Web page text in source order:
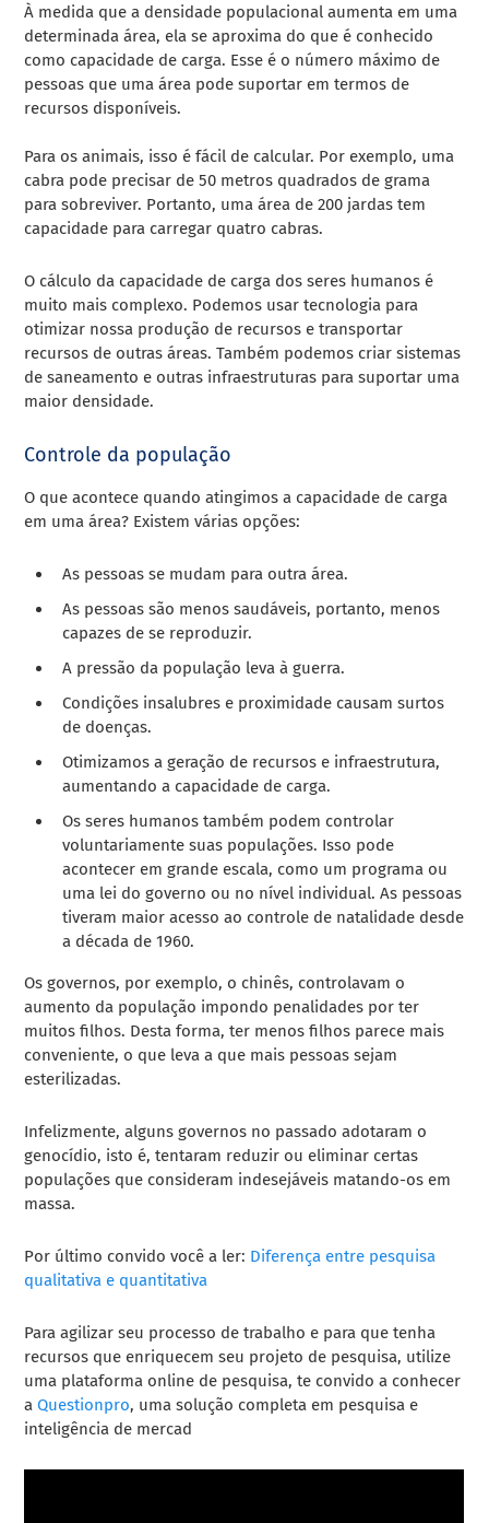
À medida que a densidade populacional aumenta em uma
determinada área, ela se aproxima do que é conhecido
como capacidade de carga. Esse é o número máximo de
pessoas que uma área pode suportar em termos de
recursos disponíveis.
Para os animais, isso é fácil de calcular. Por exemplo, uma
cabra pode precisar de 50 metros quadrados de grama
para sobreviver. Portanto, uma área de 200 jardas tem
capacidade para carregar quatro cabras.
O cálculo da capacidade de carga dos seres humanos é
muito mais complexo. Podemos usar tecnologia para
otimizar nossa produção de recursos e transportar
recursos de outras áreas. Também podemos criar sistemas
de saneamento e outras infraestruturas para suportar uma
maior densidade.
Controle da população
O que acontece quando atingimos a capacidade de carga
em uma área? Existem várias opções:
As pessoas se mudam para outra área.
As pessoas são menos saudáveis, portanto, menos
capazes de se reproduzir.
A pressão da população leva à guerra.
Condições insalubres e proximidade causam surtos
de doenças.
Otimizamos a geração de recursos e infraestrutura,
aumentando a capacidade de carga.
Os seres humanos também podem controlar
voluntariamente suas populações. Isso pode
acontecer em grande escala, como um programa ou
uma lei do governo ou no nível individual. As pessoas
tiveram maior acesso ao controle de natalidade desde
a década de 1960.
Os governos, por exemplo, o chinês, controlavam o
aumento da população impondo penalidades por ter
muitos filhos. Desta forma, ter menos filhos parece mais
conveniente, o que leva a que mais pessoas sejam
esterilizadas.
Infelizmente, alguns governos no passado adotaram o
genocídio, isto é, tentaram reduzir ou eliminar certas
populações que consideram indesejáveis ​​matando-os em
massa.
Por último convido você a ler: Diferença entre pesquisa
qualitativa e quantitativa
Para agilizar seu processo de trabalho e para que tenha
recursos que enriquecem seu projeto de pesquisa, utilize
uma plataforma online de pesquisa, te convido a conhecer
a Questionpro, uma solução completa em pesquisa e
inteligência de mercad